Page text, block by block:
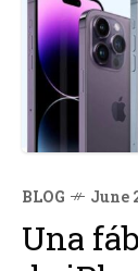
BLOG June
Una